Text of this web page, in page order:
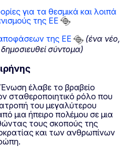
για τα θεσμικά και λοιπά
της ΕΕ
αποφάσεων της ΕΕ
(ένα νέο,
σύντομα)
έλαβε το βραβείο
σταθεροποιητικό ρόλο που
του μεγαλύτερου
μια ήπειρο πολέμου σε μια
τους σκοπούς της
και των ανθρωπίνων